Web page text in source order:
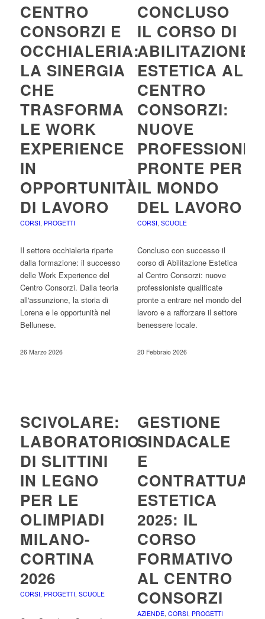
CENTRO
CONSORZI E
OCCHIALERIA:
LA SINERGIA
CHE
TRASFORMA
LE WORK
EXPERIENCE
IN
OPPORTUNITÀ
DI LAVORO
CORSI, PROGETTI
Il settore occhialeria riparte
dalla formazione: il successo
delle Work Experience del
Centro Consorzi. Dalla teoria
all'assunzione, la storia di
Lorena e le opportunità nel
Bellunese.
26 Marzo 2026
CONCLUSO
IL CORSO DI
ABILITAZIONE
ESTETICA AL
CENTRO
CONSORZI:
NUOVE
PRONTE PER
IL MONDO
DEL LAVORO
CORSI, SCUOLE
Concluso con successo il
corso di Abilitazione Estetica
al Centro Consorzi: nuove
professioniste qualificate
pronte a entrare nel mondo del
lavoro e a rafforzare il settore
benessere locale.
20 Febbraio 2026
SCIVOLARE:
LABORATORIO
DI SLITTINI
IN LEGNO
PER LE
OLIMPIADI
MILANO-
CORTINA
2026
CORSI, PROGETTI, SCUOLE
GESTIONE
SINDACALE
E
ESTETICA
2025: IL
CORSO
FORMATIVO
AL CENTRO
CONSORZI
AZIENDE, CORSI, PROGETTI